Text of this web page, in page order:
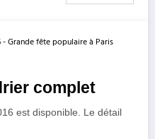
complet
est disponible. Le détail